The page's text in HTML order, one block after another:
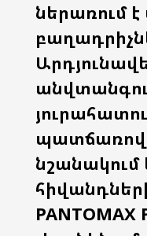
ներառում
պատճառով
նշանակում